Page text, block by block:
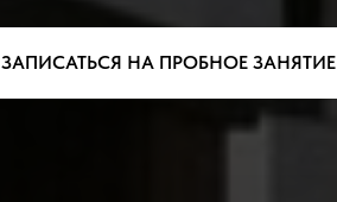
ЗАПИСАТЬСЯ НА ПРОБНОЕ ЗАНЯТИЕ